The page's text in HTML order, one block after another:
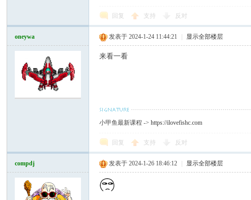
回复 支持 反对
oneywa 发表于 2024-1-24 11:44:21 显示全部楼层
来看一看
小甲鱼最新课程 ->https://ilovefishc.com
回复 支持 反对
compdj 发表于 2024-1-26 18:46:12 显示全部楼层